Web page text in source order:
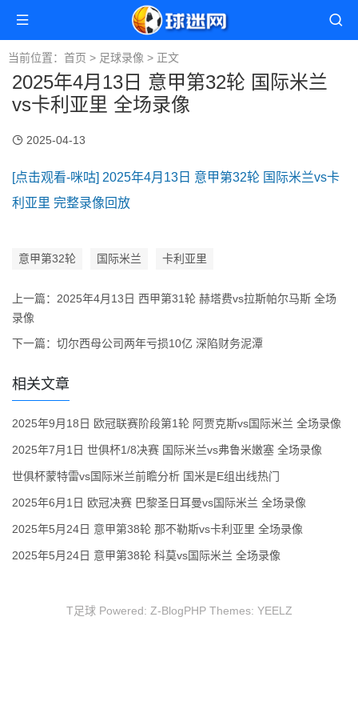
当前位置： 首页 > 足球录像 > 正文
2025年4月13日 意甲第32轮 国际米兰
vs卡利亚里 全场录像
2025-04-13
[点击观看-咪咕] 2025年4月13日 意甲第32轮 国际米兰vs卡
利亚里 完整录像回放
意甲第32轮 国际米兰 卡利亚里
上一篇： 2025年4月13日 西甲第31轮 赫塔费vs拉斯帕尔马斯 全场
录像
下一篇： 切尔西母公司两年亏损10亿 深陷财务泥潭
相关文章
2025年9月18日 欧冠联赛阶段第1轮 阿贾克斯vs国际米兰 全场录像
2025年7月1日 世俱杯1/8决赛 国际米兰vs弗鲁米嫩塞 全场录像
世俱杯蒙特雷vs国际米兰前瞻分析 国米是E组出线热门
2025年6月1日 欧冠决赛 巴黎圣日耳曼vs国际米兰 全场录像
2025年5月24日 意甲第38轮 那不勒斯vs卡利亚里 全场录像
2025年5月24日 意甲第38轮 科莫vs国际米兰 全场录像
T足球 Powered: Z-BlogPHPThemes: YEELZ